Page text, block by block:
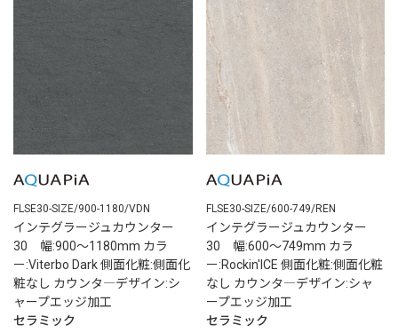
FLSE30-SIZE/900-1180/VDN
インテグラージュカウンター
30 幅:900～1180mm カラ
ー:Viterbo Dark 側面化粧:側面化
粧なし カウンタ―デザイン:シ
ャープエッジ加工
セラミック
FLSE30-SIZE/600-749/REN
インテグラージュカウンター
30 幅:600～749mm カラ
ー:Rockin'ICE 側面化粧:側面化粧
なし カウンタ―デザイン:シャ
ープエッジ加工
セラミック